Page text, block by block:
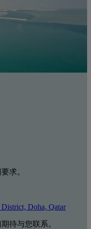
求。
Doha, Qatar
待与您联系。